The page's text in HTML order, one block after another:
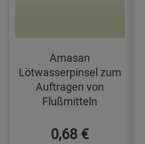
Amasan
Lötwasserpinsel zum
Auftragen von
Flußmitteln
0,68 €